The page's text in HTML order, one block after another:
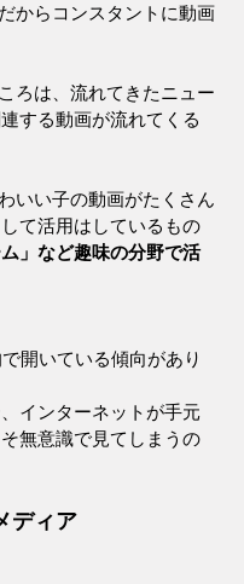
からコンスタントに動画
ろは、流れてきたニュー
する動画が流れてくる
いい子の動画がたくさん
て活用はしているもの
ム」など趣味の分野で活
開いている傾向があり
インターネットが手元
無意識で見てしまうの
ディア